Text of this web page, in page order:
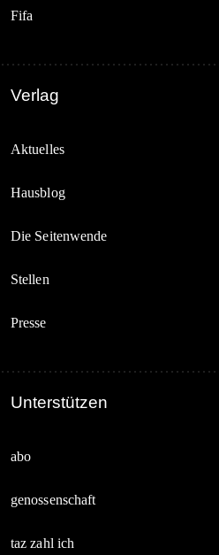
Fifa
Verlag
Aktuelles
Hausblog
Die Seitenwende
Stellen
Presse
Unterstützen
abo
genossenschaft
taz zahl ich